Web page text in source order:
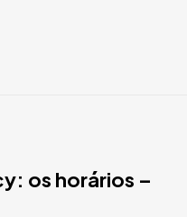
os horários –